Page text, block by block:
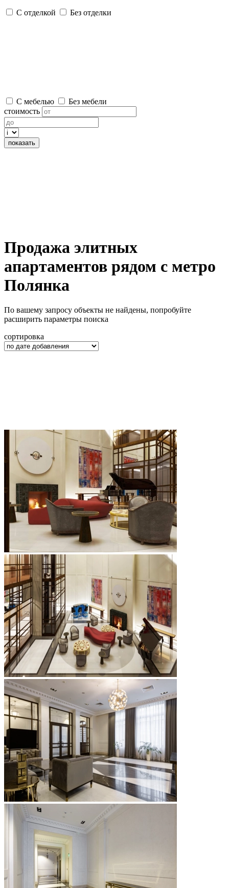
С отделкой Без отделки
С мебелью
Без мебели
стоимость
показать
Продажа элитных
апартаментов рядом с метро
Полянка
По вашему запросу объекты не найдены, попробуйте
расширить параметры поиска
сортировка